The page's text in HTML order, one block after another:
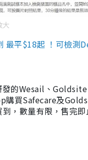
大
最平$18起 ！可檢
的Wesail、
購買Safecare及
，數量有限，售完即